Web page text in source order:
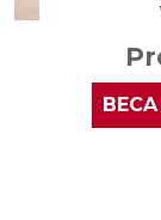
BECA